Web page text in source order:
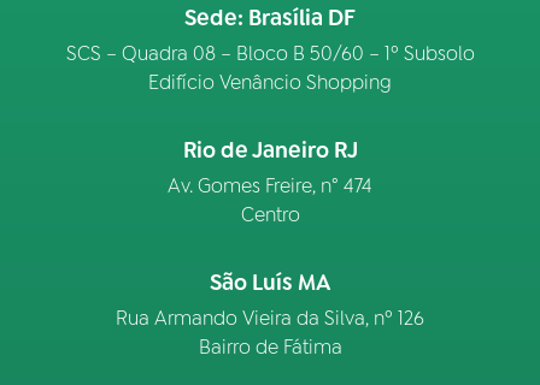
Sede: Brasília DF
SCS – Quadra 08 – Bloco B 50/60 – 1º Subsolo
Edifício Venâncio Shopping
Rio de Janeiro RJ
Av. Gomes Freire, n° 474
Centro
São Luís MA
Rua Armando Vieira da Silva, nº 126
Bairro de Fátima